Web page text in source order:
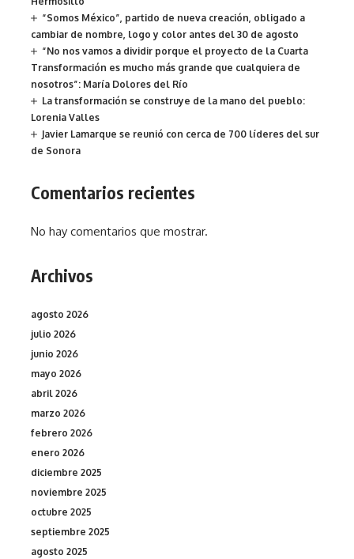
“Somos México”, partido de nueva creación, obligado a
cambiar de nombre, logo y color antes del 30 de agosto
“No nos vamos a dividir porque el proyecto de la Cuarta
Transformación es mucho más grande que cualquiera de
nosotros”: María Dolores del Río
La transformación se construye de la mano del pueblo:
Lorenia Valles
Javier Lamarque se reunió con cerca de 700 líderes del sur
de Sonora
Comentarios recientes
No hay comentarios que mostrar.
Archivos
agosto 2026
julio 2026
junio 2026
mayo 2026
abril 2026
marzo 2026
febrero 2026
enero 2026
diciembre 2025
noviembre 2025
octubre 2025
septiembre 2025
agosto 2025